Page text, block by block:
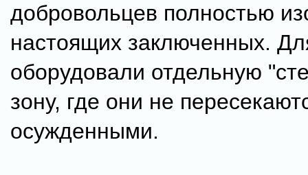
добровольцев полностью
настоящих заключенных.
оборудовали отдельную
зону, где они не
осужденными.